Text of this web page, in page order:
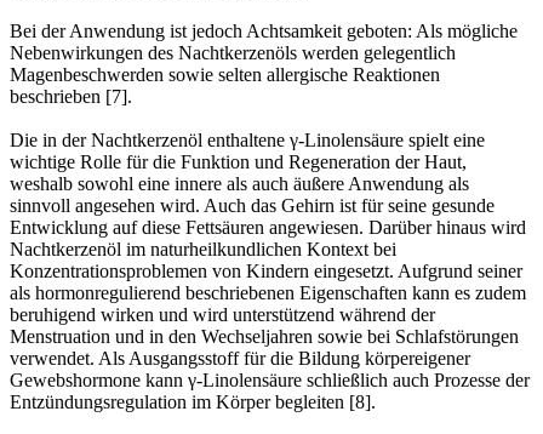
Bei der Anwendung ist jedoch Achtsamkeit geboten: Als mögliche
Nebenwirkungen des Nachtkerzenöls werden gelegentlich
Magenbeschwerden sowie selten allergische Reaktionen
beschrieben [7].
Die in der Nachtkerzenöl enthaltene γ-Linolensäure spielt eine
wichtige Rolle für die Funktion und Regeneration der Haut,
weshalb sowohl eine innere als auch äußere Anwendung als
sinnvoll angesehen wird. Auch das Gehirn ist für seine gesunde
Entwicklung auf diese Fettsäuren angewiesen. Darüber hinaus wird
Nachtkerzenöl im naturheilkundlichen Kontext bei
Konzentrationsproblemen von Kindern eingesetzt. Aufgrund seiner
als hormonregulierend beschriebenen Eigenschaften kann es zudem
beruhigend wirken und wird unterstützend während der
Menstruation und in den Wechseljahren sowie bei Schlafstörungen
verwendet. Als Ausgangsstoff für die Bildung körpereigener
Gewebshormone kann γ-Linolensäure schließlich auch Prozesse der
Entzündungsregulation im Körper begleiten [8].